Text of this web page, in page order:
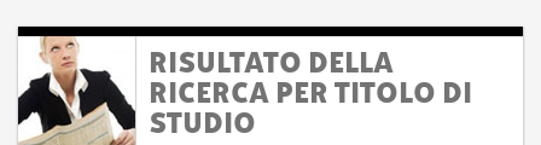
RISULTATO DELLA
RICERCA PER TITOLO DI
STUDIO